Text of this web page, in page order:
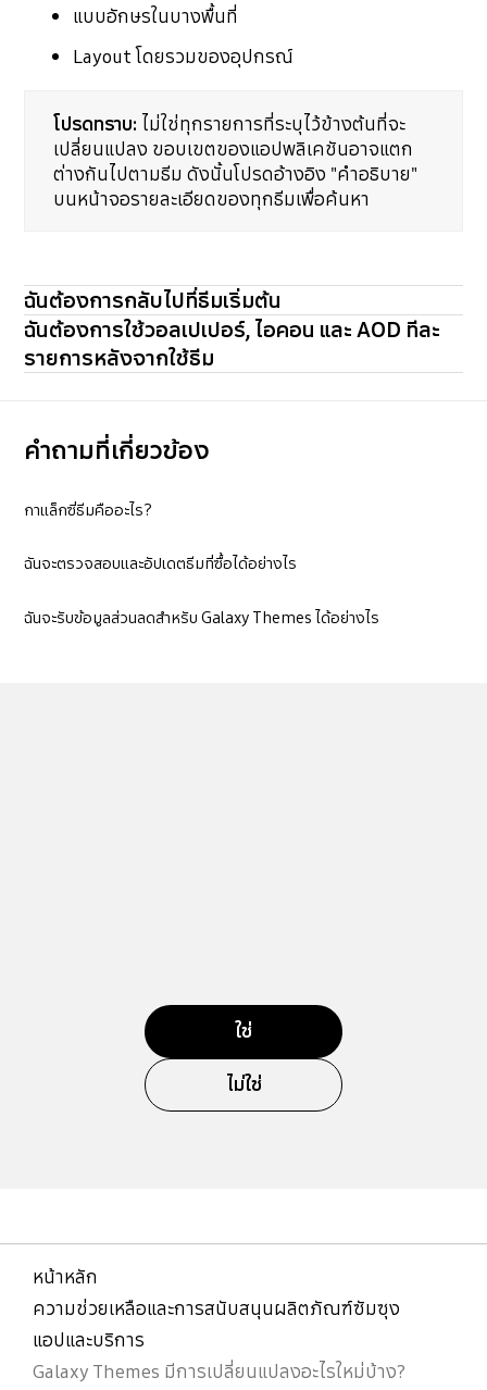
แบบอักษรในบางพื้นที่
Layout โดยรวมของอุปกรณ์
โปรดทราบ: ไม่ใช่ทุกรายการที่ระบุไว้ข้างต้นที่จะ
เปลี่ยนแปลง ขอบเขตของแอปพลิเคชันอาจแตก
ต่างกันไปตามธีม ดังนั้นโปรดอ้างอิง "คำอธิบาย"
บนหน้าจอรายละเอียดของทุกธีมเพื่อค้นหา
ฉันต้องการกลับไปที่ธีมเริ่มต้น
ฉันต้องการใช้วอลเปเปอร์, ไอคอน และ AOD ทีละ
รายการหลังจากใช้ธีม
คำถามที่เกี่ยวข้อง
กาแล็กซี่ธีมคืออะไร?
ฉันจะตรวจสอบและอัปเดตธีมที่ซื้อได้อย่างไร
ฉันจะรับข้อมูลส่วนลดสำหรับ Galaxy Themes ได้อย่างไร
ใช่
ไม่ใช่
หน้าหลัก
ความช่วยเหลือและการสนับสนุนผลิตภัณฑ์ซัมซุง
แอปและบริการ
Galaxy Themes มีการเปลี่ยนแปลงอะไรใหม่บ้าง?